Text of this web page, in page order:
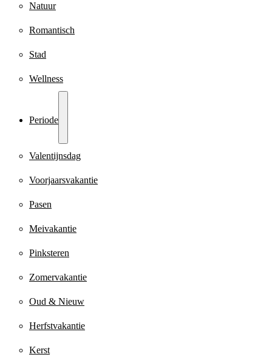
Natuur
Romantisch
Stad
Wellness
Periode
Valentijnsdag
Voorjaarsvakantie
Pasen
Meivakantie
Pinksteren
Zomervakantie
Oud & Nieuw
Herfstvakantie
Kerst